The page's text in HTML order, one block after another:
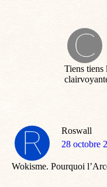
Tiens tiens
Roswall
dit
28 octobre
Wokisme. Pourquoi